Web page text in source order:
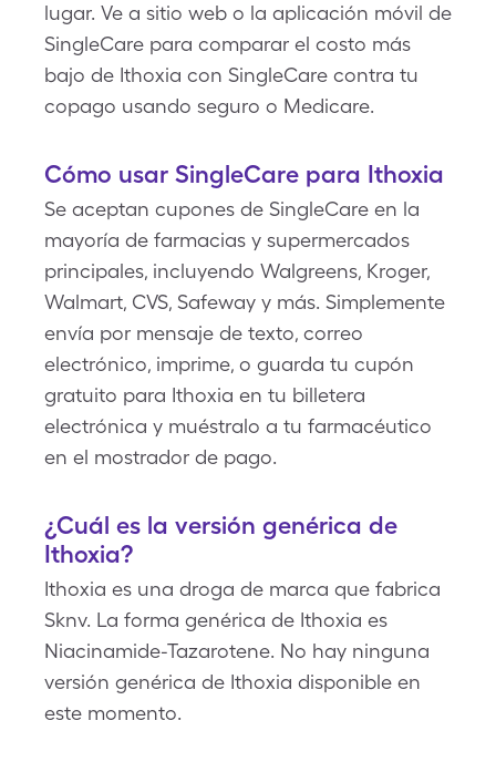
lugar. Ve a sitio web o la aplicación móvil de
SingleCare para comparar el costo más
bajo de Ithoxia con SingleCare contra tu
copago usando seguro o Medicare.
Cómo usar SingleCare para Ithoxia
Se aceptan cupones de SingleCare en la
mayoría de farmacias y supermercados
principales, incluyendo Walgreens, Kroger,
Walmart, CVS, Safeway y más. Simplemente
envía por mensaje de texto, correo
electrónico, imprime, o guarda tu cupón
gratuito para Ithoxia en tu billetera
electrónica y muéstralo a tu farmacéutico
en el mostrador de pago.
¿Cuál es la versión genérica de
Ithoxia?
Ithoxia es una droga de marca que fabrica
Sknv. La forma genérica de Ithoxia es
Niacinamide-Tazarotene. No hay ninguna
versión genérica de Ithoxia disponible en
este momento.